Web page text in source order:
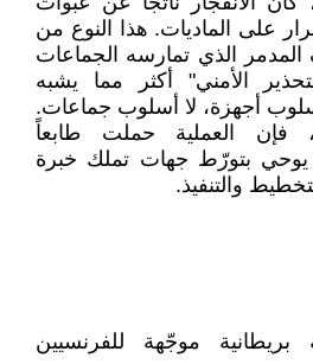
على الماديات. هذا النوع من
المدمر الذي تمارسه الجماعات
الأمني" أكثر مما يشبه
أجهزة، لا أسلوب جماعات.
فإن العملية حملت طابعاً
يوحي بتورّط جهات تملك خبرة
والتنفيذ.
بريطانية موجّهة للفرنسيين